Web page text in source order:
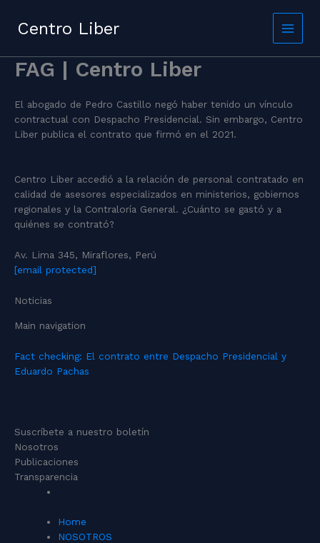
contentCentro Liber
FAG | Centro Liber
El abogado de Pedro Castillo negó haber tenido un vínculo
contractual con Despacho Presidencial. Sin embargo, Centro
Liber publica el contrato que firmó en el 2021.
Centro Liber accedió a la relación de personal contratado en
calidad de asesores especializados en ministerios, gobiernos
regionales y la Contraloría General. ¿Cuánto se gastó y a
quiénes se contrató?
Av. Lima 345, Miraflores, Perú
[email protected]
Noticias
Main navigation
Fact checking: El contrato entre Despacho Presidencial y
Eduardo Pachas
Suscríbete a nuestro boletín
Nosotros
Publicaciones
Transparencia
Home
NOSOTROS